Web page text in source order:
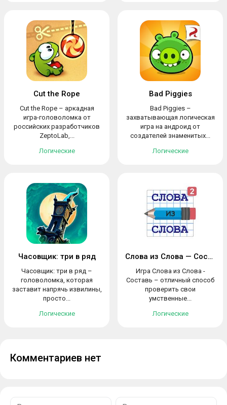
Cut the Rope
Cut the Rope – аркадная
игра-головоломка от
российских разработчиков
ZeptoLab,...
Логические
Bad Piggies
Bad Piggies –
захватывающая логическая
игра на андроид от
создателей знаменитых...
Логические
Часовщик: три в ряд
Часовщик: три в ряд –
головоломка, которая
заставит напрячь извилины,
просто...
Логические
Слова из Слова — Составь
Игра Слова из Слова -
Составь – отличный способ
проверить свои
умственные...
Логические
Комментариев нет